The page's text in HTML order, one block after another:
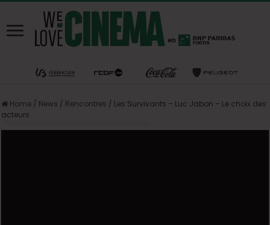
Home / News / Rencontres / Les Survivants – Luc Jabon – Le choix des
acteurs